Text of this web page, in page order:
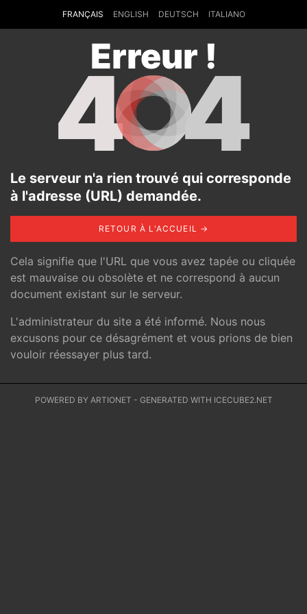
FRANÇAIS ENGLISH DEUTSCH ITALIANO
Erreur !
4 4
Le serveur n'a rien trouvé qui corresponde
à l'adresse (URL) demandée.
RETOUR À L'ACCUEIL →
Cela signifie que l'URL que vous avez tapée ou cliquée
est mauvaise ou obsolète et ne correspond à aucun
document existant sur le serveur.
L'administrateur du site a été informé. Nous nous
excusons pour ce désagrément et vous prions de bien
vouloir réessayer plus tard.
POWERED BY ARTIONET - GENERATED WITH ICECUBE2.NET